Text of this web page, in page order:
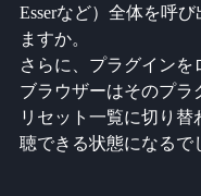
Esserなど）全体を呼
ますか。
さらに、プラグインを
ブラウザーはそのプラ
リセット一覧に切り替
聴できる状態になるで